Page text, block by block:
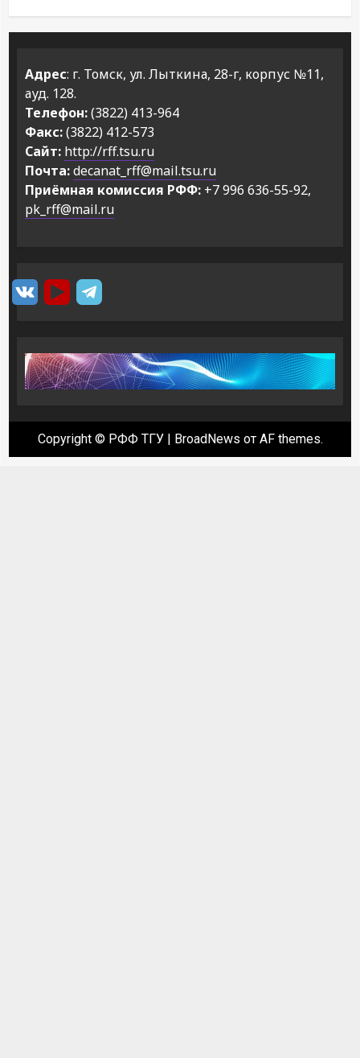
Адрес: г. Томск, ул. Лыткина, 28-г, корпус №11,
ауд. 128.
Телефон:(3822) 413-964
Факс:(3822) 412-573
Сайт: http://rff.tsu.ru
Почта:decanat_rff@mail.tsu.ru
Приёмная комиссия РФФ: +7 996 636-55-92,
pk_rff@mail.ru
Copyright © РФФ ТГУ | BroadNews от AF themes.